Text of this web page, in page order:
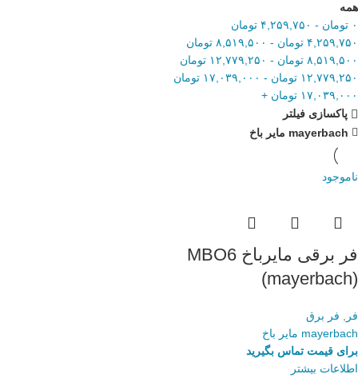
همه
۰ تومان - ۴,۲۵۹,۷۵۰ تومان
۴,۲۵۹,۷۵۰ تومان - ۸,۵۱۹,۵۰۰ تومان
۸,۵۱۹,۵۰۰ تومان - ۱۲,۷۷۹,۲۵۰ تومان
۱۲,۷۷۹,۲۵۰ تومان - ۱۷,۰۳۹,۰۰۰ تومان
۱۷,۰۳۹,۰۰۰ تومان +
پاکسازی فیلتر
mayerbach مایر باخ
ناموجود
فر برقی مایرباخ MBO6
(mayerbach)
فر
فر برق
mayerbach مایر باخ
برای قیمت تماس بگیرید
اطلاعات بیشتر